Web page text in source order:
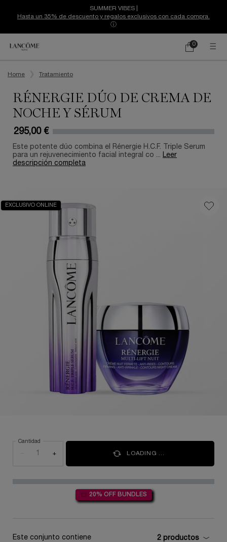
SUMMER VIBES |
Hasta un 35% de descuento y regalos exclusivos con cada compra.
ⓘ
Mi
0
0 producto
Home
Tratamiento
RÉNERGIE DÚO DE CREMA DE
NOCHE Y SÉRUM
295,00 €
Este potente dúo combina el Rénergie H.C.F. Triple Serum
para un rejuvenecimiento facial integral co ... Leer
descripción completa
EXCLUSIVO ONLINE
Cantidad
+ LOADING ...
20% OFF BUNDLES
Este conjunto contiene 2 productos